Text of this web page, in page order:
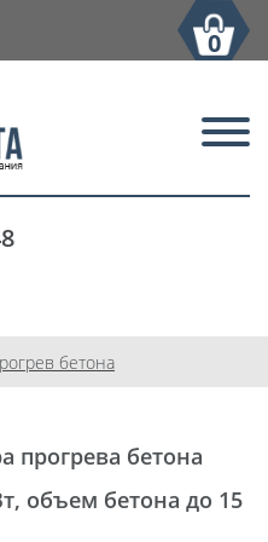
0
бетона
прогрева бетона
объем бетона до 15